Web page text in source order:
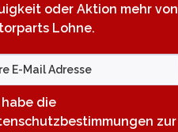
oder Aktion mehr von
Lohne.
habe die
zur